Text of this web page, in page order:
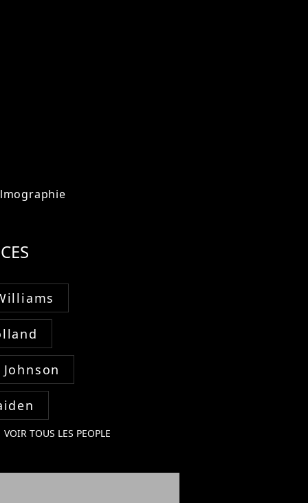
VOIR TOUS LES PEOPLE